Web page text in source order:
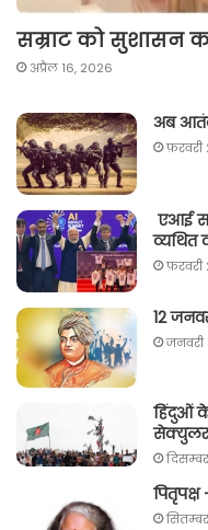
सम्राट को सुशासन
अप्रैल 16, 2026
अब
फ़रवरी
एआई
व्यथित
फ़रवरी
12
जनवरी
हिंदुओं
सेक्युलर
पितृपक्ष